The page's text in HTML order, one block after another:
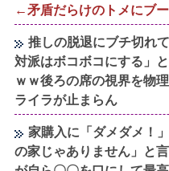
←矛盾だらけのトメにブ
推しの脱退にブチ切れ
対派はボコボコにする」
ｗｗ後ろの席の視界を物
ライラが止まらん
家購入に「ダメダメ！
の家じゃありません」と